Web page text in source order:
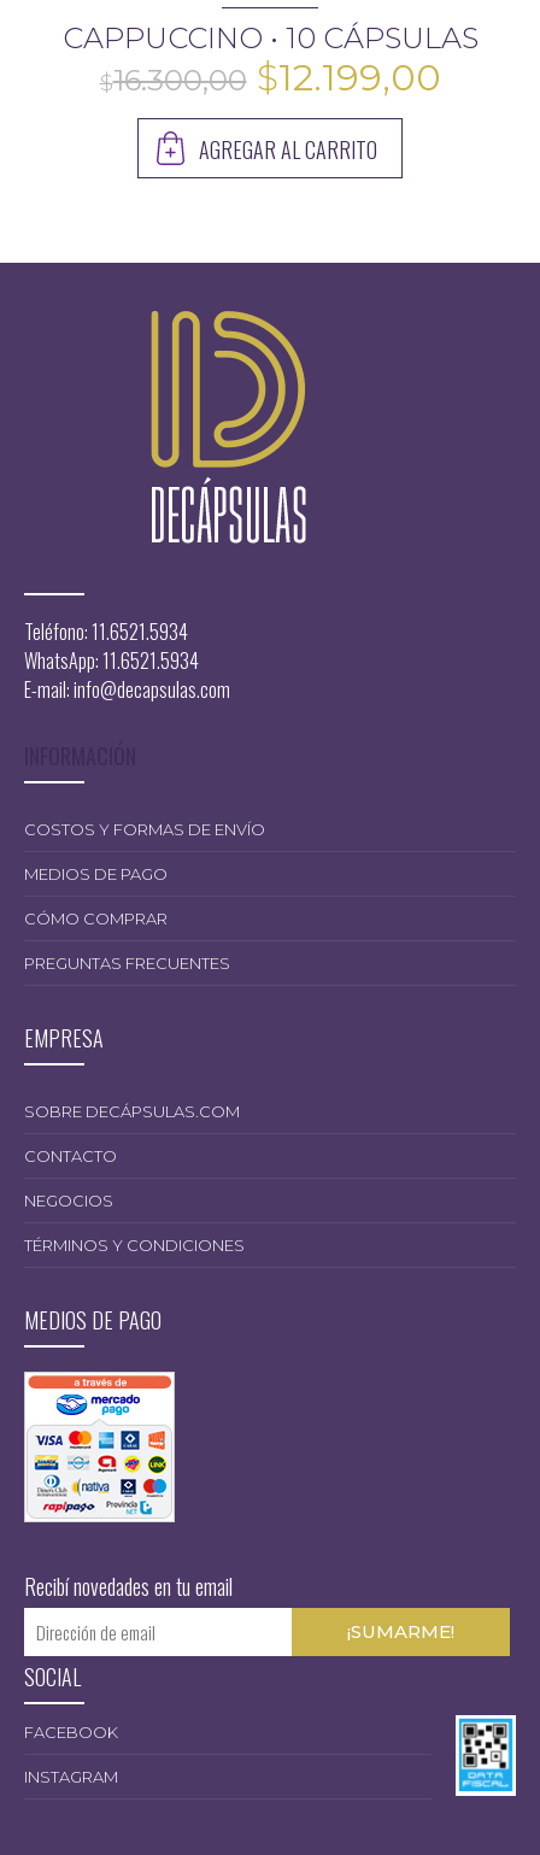
CAPPUCCINO • 10 CÁPSULAS
El
precio
original
$16.300,00.
$12.199,00
AGREGAR AL CARRITO
Teléfono: 11.6521.5934
WhatsApp: 11.6521.5934
E-mail:info@decapsulas.com
COSTOS Y FORMAS DE ENVÍO
MEDIOS DE PAGO
CÓMO COMPRAR
PREGUNTAS FRECUENTES
EMPRESA
SOBRE DECÁPSULAS.COM
CONTACTO
NEGOCIOS
TÉRMINOS Y CONDICIONES
MEDIOS DE PAGO
Recibí novedades en tu email
SOCIAL
FACEBOOK
INSTAGRAM